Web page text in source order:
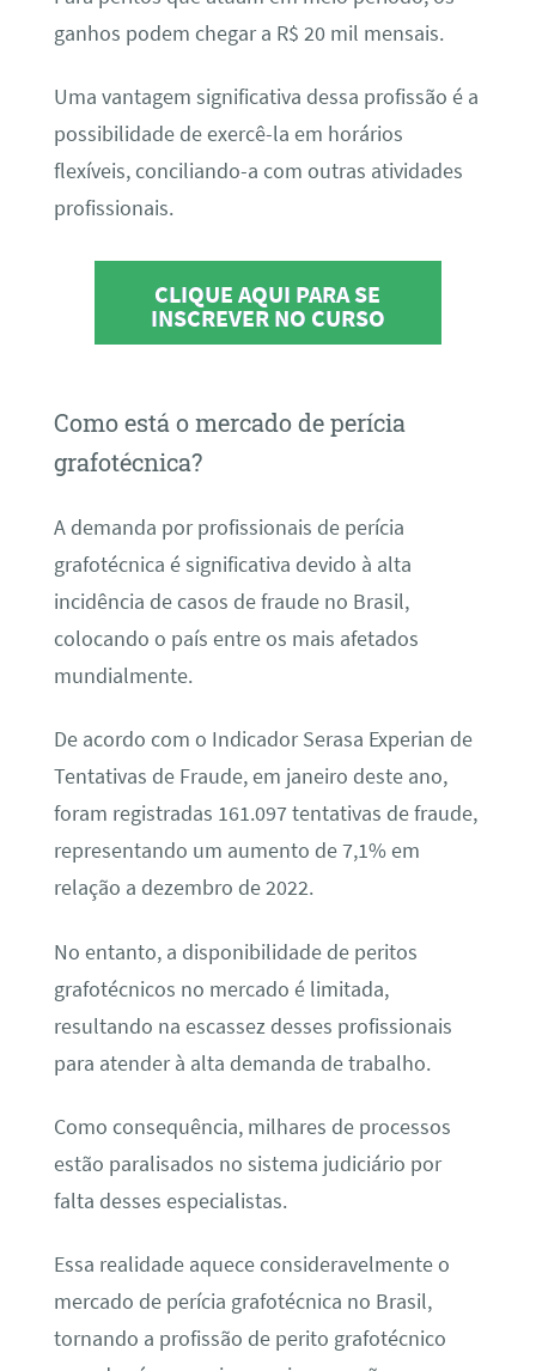
ganhos podem chegar a R$ 20 mil mensais.
Uma vantagem significativa dessa profissão é a
possibilidade de exercê-la em horários
flexíveis, conciliando-a com outras atividades
profissionais.
CLIQUE AQUI PARA SE
INSCREVER NO CURSO
Como está o mercado de perícia
grafotécnica?
A demanda por profissionais de perícia
grafotécnica é significativa devido à alta
incidência de casos de fraude no Brasil,
colocando o país entre os mais afetados
mundialmente.
De acordo com o Indicador Serasa Experian de
Tentativas de Fraude, em janeiro deste ano,
foram registradas 161.097 tentativas de fraude,
representando um aumento de 7,1% em
relação a dezembro de 2022.
No entanto, a disponibilidade de peritos
grafotécnicos no mercado é limitada,
resultando na escassez desses profissionais
para atender à alta demanda de trabalho.
Como consequência, milhares de processos
estão paralisados no sistema judiciário por
falta desses especialistas.
Essa realidade aquece consideravelmente o
mercado de perícia grafotécnica no Brasil,
tornando a profissão de perito grafotécnico